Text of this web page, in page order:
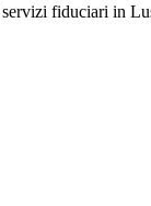
fiduciari in